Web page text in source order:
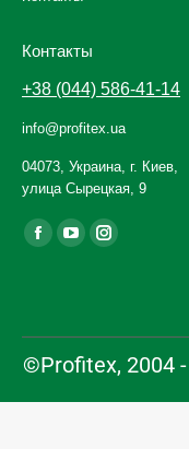
Контакты
+38 (044) 586-41-14
info@profitex.ua
04073, Украина, г. Киев,
улица Сырецкая, 9
Ищите нас:
Facebook
new
YouTube
new
Instagram
new
©Profitex, 2004